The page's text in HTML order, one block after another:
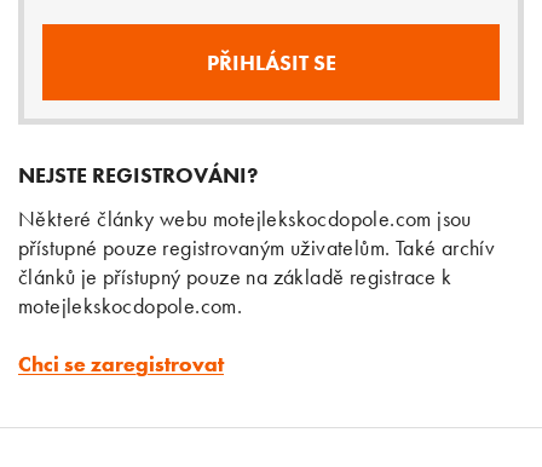
NEJSTE REGISTROVÁNI?
Některé články webu motejlekskocdopole.com jsou
přístupné pouze registrovaným uživatelům. Také archív
článků je přístupný pouze na základě registrace k
motejlekskocdopole.com.
Chci se zaregistrovat